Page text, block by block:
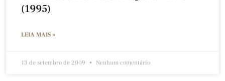
(1995)
LEIA MAIS »
13 de setembro de 2009 Nenhum comentário